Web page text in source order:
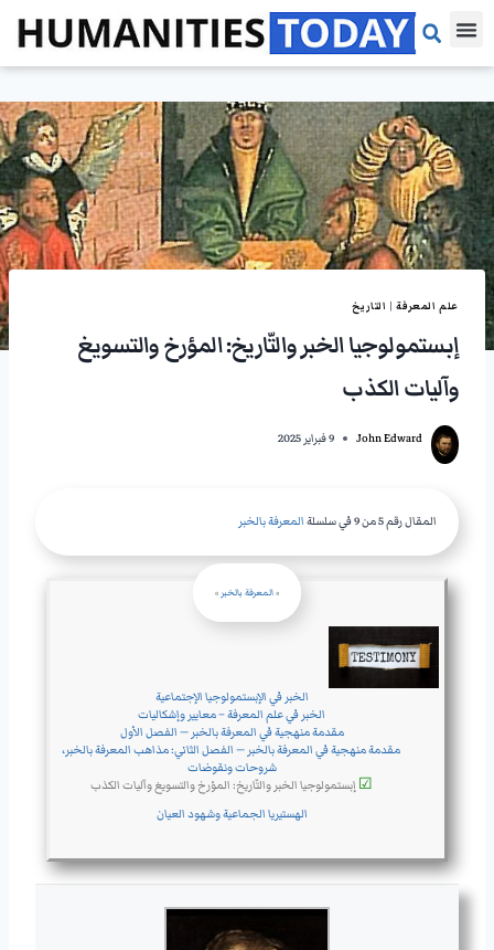
علم المعرفة| التاريخ
إبستمولوجيا الخبر والتّاريخ: المؤرخ والتسويغ
وآليات الكذب
John Edward 9 فبراير 2025
المقال رقم 5 من 9 في سلسلة المعرفة بالخبر
«المعرفة بالخبر »
الخبر في الإبستمولوجيا الإجتماعية
الخبر في علم المعرفة – معايير وإشكاليات
مقدمة منهجية في المعرفة بالخبر — الفصل الأول
مقدمة منهجية في المعرفة بالخبر — الفصل الثاني: مذاهب المعرفة بالخبر،
شروحات ونقوضات
☑ إبستمولوجيا الخبر والتّاريخ: المؤرخ والتسويغ وآليات الكذب
الهستيريا الجماعية وشهود العيان